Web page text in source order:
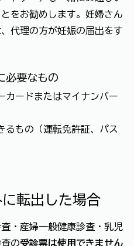
をお勧めします。妊婦さん
代理の方が妊娠の届出をす
必要なもの
ードまたはマイナンバー
もの（運転免許証、パス
転出した場合
・産婦一般健康診査・乳児
の受診票は使用できません